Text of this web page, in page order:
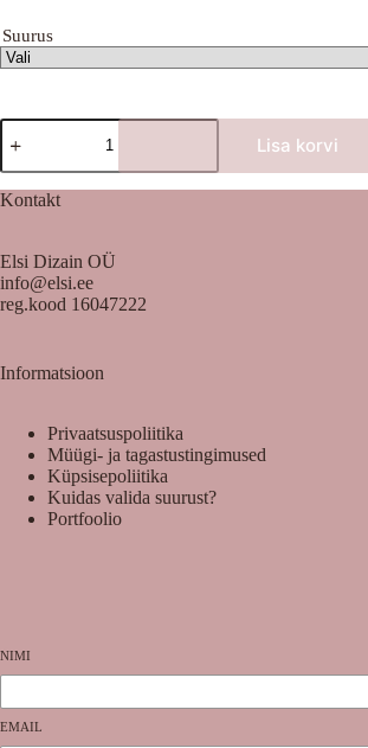
Suurus
Helelillad
pojengid
ja
sirelid
kogus
Lisa korvi
Kontakt
Elsi Dizain OÜ
info@elsi.ee
reg.kood 16047222
Informatsioon
Privaatsuspoliitika
Müügi- ja tagastustingimused
Küpsisepoliitika
Kuidas valida suurust?
Portfoolio
NIMI
EMAIL